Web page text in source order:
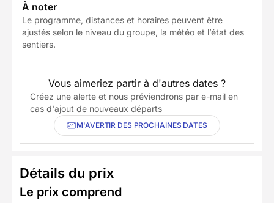
À noter
Le programme, distances et horaires peuvent être
ajustés selon le niveau du groupe, la météo et l’état des
sentiers.
Vous aimeriez partir à d'autres dates ?
Créez une alerte et nous préviendrons par e-mail en
cas d'ajout de nouveaux départs
M'AVERTIR DES PROCHAINES DATES
Détails du prix
Le prix comprend